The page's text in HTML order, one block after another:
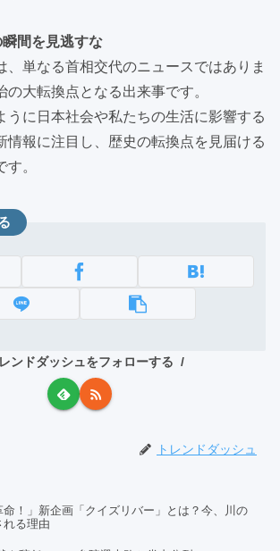
間を見逃すな
、単なる首相交代のニュースではありま
の大転換点となる出来事です。
うに日本社会や私たちの生活に影響する
情報に注目し、歴史の転換点を見届ける
。
レンドダッシュをフォローする
トレンドダッシュ
命！」新企画「クイズリバー」とは？今、川の
れる理由